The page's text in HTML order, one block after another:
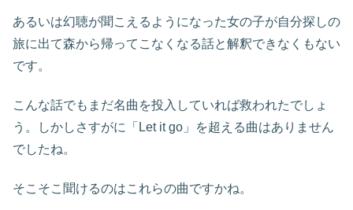
あるいは幻聴が聞こえるようになった女の子が自分探しの
旅に出て森から帰ってこなくなる話と解釈できなくもない
です。
こんな話でもまだ名曲を投入していれば救われたでしょ
う。しかしさすがに「Let it go」を超える曲はありません
でしたね。
そこそこ聞けるのはこれらの曲ですかね。